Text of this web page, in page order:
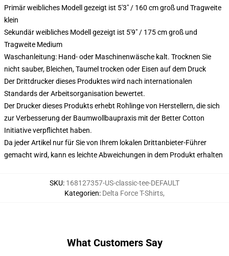
Primär weibliches Modell gezeigt ist 5'3" / 160 cm groß und Tragweite
klein
Sekundär weibliches Modell gezeigt ist 5'9" / 175 cm groß und
Tragweite Medium
Waschanleitung: Hand- oder Maschinenwäsche kalt. Trocknen Sie
nicht sauber, Bleichen, Taumel trocken oder Eisen auf dem Druck
Der Drittdrucker dieses Produktes wird nach internationalen
Standards der Arbeitsorganisation bewertet.
Der Drucker dieses Produkts erhebt Rohlinge von Herstellern, die sich
zur Verbesserung der Baumwollbaupraxis mit der Better Cotton
Initiative verpflichtet haben.
Da jeder Artikel nur für Sie von Ihrem lokalen Drittanbieter-Führer
gemacht wird, kann es leichte Abweichungen in dem Produkt erhalten
SKU: 168127357-US-classic-tee-DEFAULT
Kategorien: Delta Force T-Shirts,
What Customers Say